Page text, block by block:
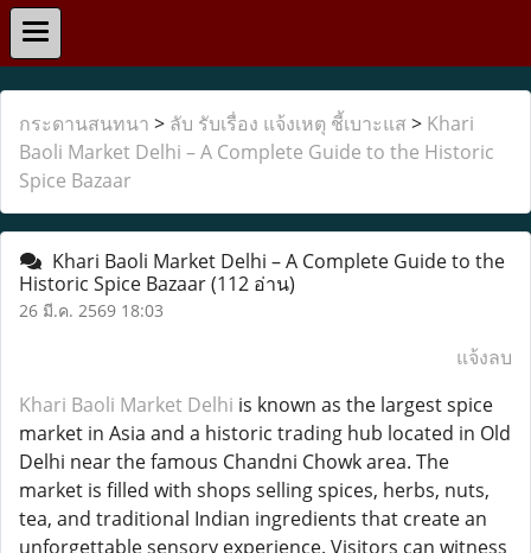
กระดานสนทนา > ลับ รับเรื่อง แจ้งเหตุ ชี้เบาะแส > Khari
Baoli Market Delhi – A Complete Guide to the Historic
Spice Bazaar
Khari Baoli Market Delhi – A Complete Guide to the
Historic Spice Bazaar(112 อ่าน)
26 มี.ค. 2569 18:03
แจ้งลบ
Khari Baoli Market Delhi is known as the largest spice
market in Asia and a historic trading hub located in Old
Delhi near the famous Chandni Chowk area. The
market is filled with shops selling spices, herbs, nuts,
tea, and traditional Indian ingredients that create an
unforgettable sensory experience. Visitors can witness